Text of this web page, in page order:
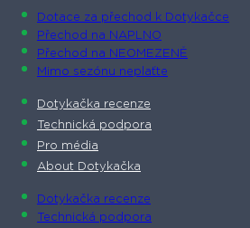
Dotace za přechod k Dotykačce
Přechod na NAPLNO
Přechod na NEOMEZENĚ
Mimo sezónu neplaťte
Dotykačka recenze
Technická podpora
Pro média
About Dotykačka
Dotykačka recenze
Technická podpora